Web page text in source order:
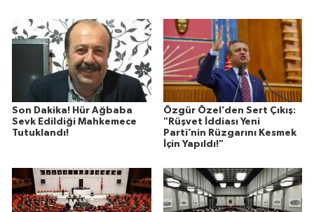
Son Dakika! Hür Ağbaba
Sevk Edildiği Mahkemece
Tutuklandı!
Özgür Özel’den Sert Çıkış:
"Rüşvet İddiası Yeni
Parti’nin Rüzgarını Kesmek
İçin Yapıldı!"